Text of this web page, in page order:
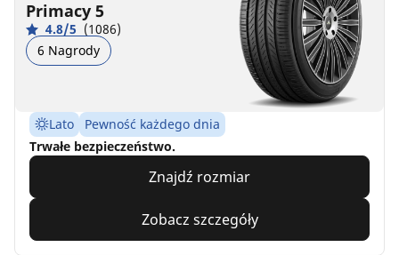
Primacy 5
4.8/5 (1086)
6 Nagrody
Lato
Pewność każdego dnia
Trwałe bezpieczeństwo.
Znajdź rozmiar
Zobacz szczegóły